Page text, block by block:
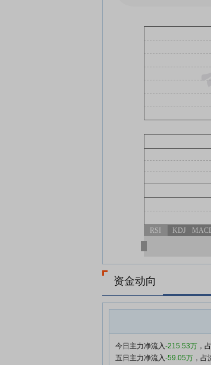
RSI KDJ
资金动向
今日主力净流入-215.53万 ，
五日主力净流入-59.05万 ，占